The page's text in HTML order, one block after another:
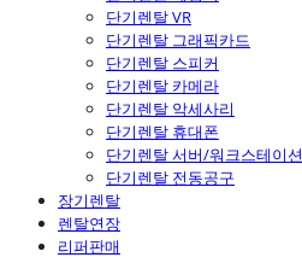
단기렌탈 VR
단기렌탈 그래픽카드
단기렌탈 스피커
단기렌탈 카메라
단기렌탈 악세사리
단기렌탈 휴대폰
단기렌탈 서버/워크스테이션
단기렌탈 전동공구
장기렌탈
렌탈연장
리퍼판매